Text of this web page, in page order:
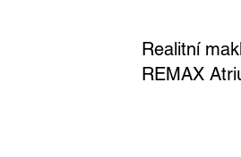
Realitní
REMAX